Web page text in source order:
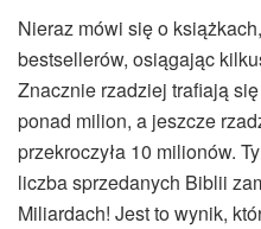
Nieraz mówi się o
bestsellerów, osiągając
Znacznie rzadziej trafiają
ponad milion, a jeszcze
przekroczyła 10 milionów.
liczba sprzedanych Biblii
Miliardach! Jest to wynik,